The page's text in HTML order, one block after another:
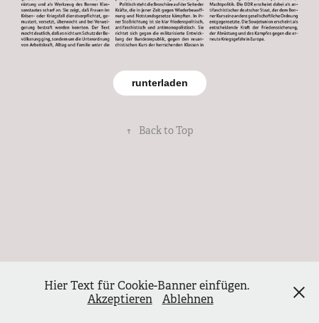
runterladen
↑ Back to Top
Hier Text für Cookie-Banner einfügen.
Akzeptieren
Ablehnen